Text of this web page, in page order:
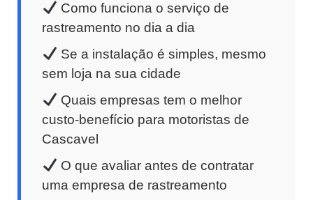
Como funciona o serviço de
rastreamento no dia a dia
Se a instalação é simples, mesmo
sem loja na sua cidade
Quais empresas tem o melhor
custo-benefício para motoristas de
Cascavel
O que avaliar antes de contratar
uma empresa de rastreamento